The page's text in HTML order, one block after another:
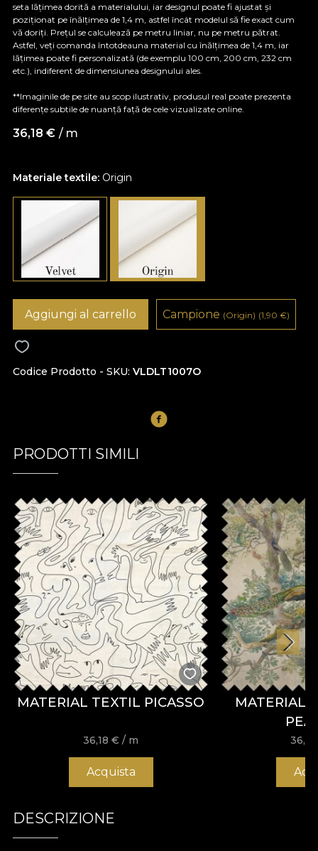
Materiale textile: Origin
seta lățimea dorită a materialului, iar designul poate fi ajustat și
poziționat pe înălțimea de 1,4 m, astfel încât modelul să fie exact cum
vă doriți. Prețul se calculează pe metru liniar, nu pe metru pătrat.
Astfel, veți comanda întotdeauna material cu înălțimea de 1,4 m, iar
lățimea poate fi personalizată (de exemplu 100 cm, 200 cm, 232 cm
etc.), indiferent de dimensiunea designului ales.
**Imaginile de pe site au scop ilustrativ, produsul real poate prezenta
diferențe subtile de nuanță față de cele vizualizate online.
36,18 € / m
Codice Prodotto - SKU VLDLT1007O
Aggiungi al carrello Campione (Origin) (1,90 €)
PRODOTTI SIMILI
MATERIAL TEXTIL PICASSO
36,18€ / m
Acquista
MATERIAL
DESCRIZIONE